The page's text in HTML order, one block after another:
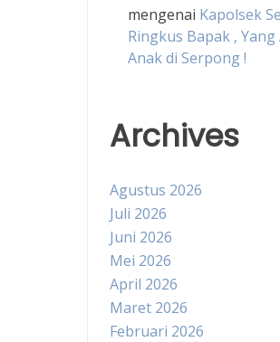
mengenai Kapolsek
Ringkus Bapak , Yang
Anak di Serpong !
Archives
Agustus 2026
Juli 2026
Juni 2026
Mei 2026
April 2026
Maret 2026
Februari 2026